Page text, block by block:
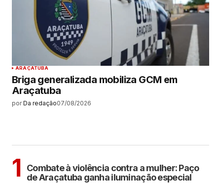
ARAÇATUBA
Briga generalizada mobiliza GCM em
Araçatuba
por Da redação07/08/2026
1
Combate à violência contra a mulher: Paço
de Araçatuba ganha iluminação especial